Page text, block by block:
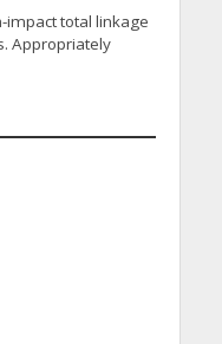
impact total linkage
Appropriately